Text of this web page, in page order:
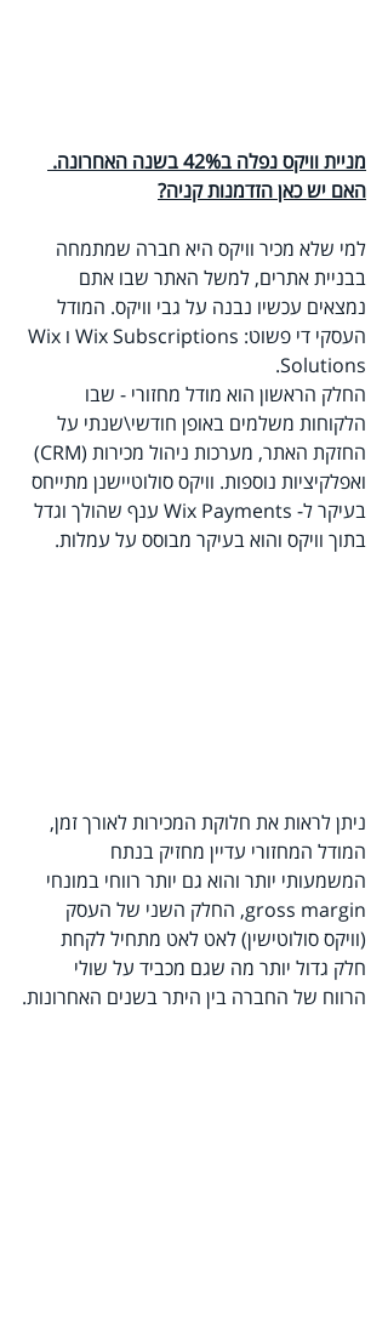
מניית וויקס נפלה ב42% בשנה האחרונה.
האם יש כאן הזדמנות קניה?
למי שלא מכיר וויקס היא חברה שמתמחה
בבניית אתרים, למשל האתר שבו אתם
נמצאים עכשיו נבנה על גבי וויקס. המודל
העסקי די פשוט: Wix Subscriptions וWix
Solutions.
החלק הראשון הוא מודל מחזורי - שבו
הלקוחות משלמים באופן חודשי\שנתי על
החזקת האתר, מערכות ניהול מכירות (CRM)
ואפלקיציות נוספות. וויקס סולוטיישנן מתייחס
בעיקר ל- Wix Payments ענף שהולך וגדל
בתוך וויקס והוא בעיקר מבוסס על עמלות.
ניתן לראות את חלוקת המכירות לאורך זמן,
המודל המחזורי עדיין מחזיק בנתח
המשמעותי יותר והוא גם יותר רווחי במונחי
gross margin, החלק השני של העסק
(וויקס סולוטישין) לאט לאט מתחיל לקחת
חלק גדול יותר מה שגם מכביד על שולי
הרווח של החברה בין היתר בשנים האחרונות.